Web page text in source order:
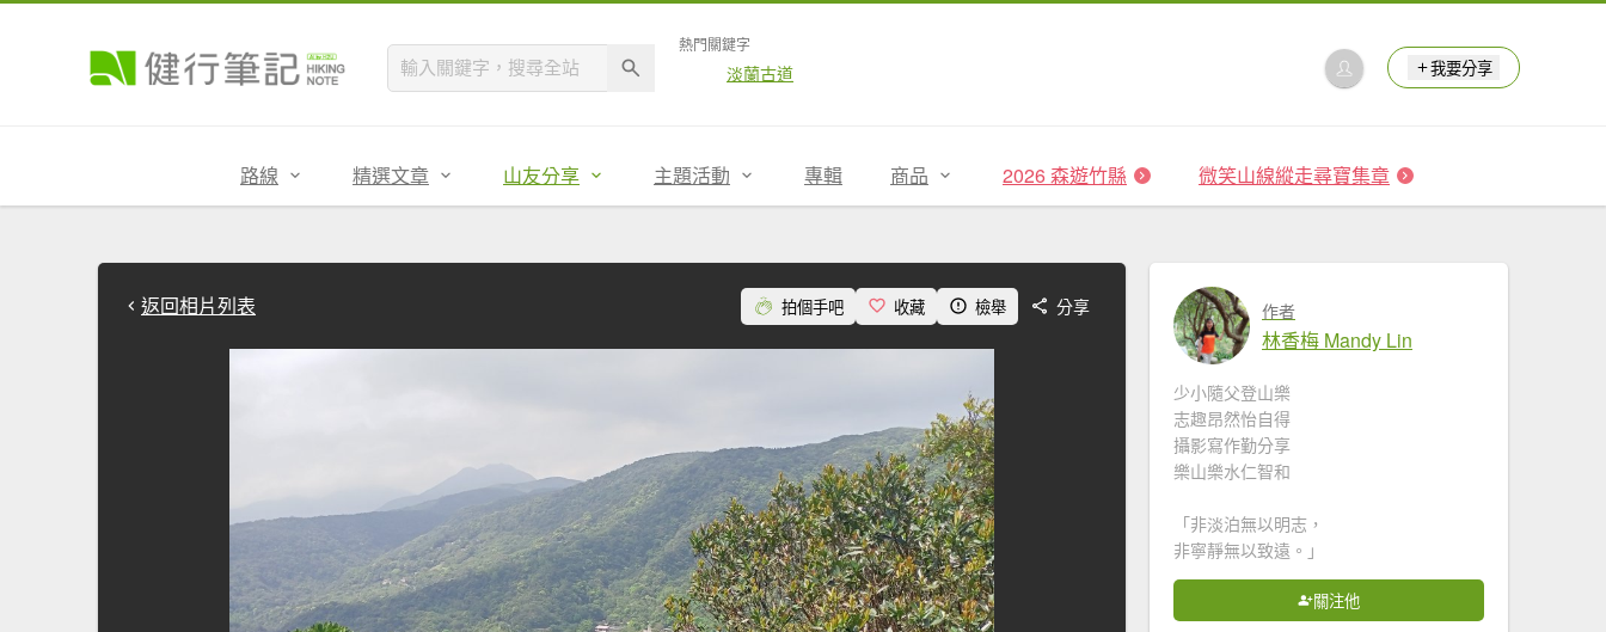
熱門關鍵字
淡蘭古道 我要分享
路線 精選文章 山友分享 主題活動 專輯 商品 2026 森遊竹縣 微笑山線縱走尋寶集章
返回相片列表 拍個手吧 收藏 檢舉 分享 作者
林香梅 Mandy Lin
少小隨父登山樂
志趣昂然怡自得
攝影寫作勤分享
樂山樂水仁智和
「非淡泊無以明志，
非寧靜無以致遠。」
關注他